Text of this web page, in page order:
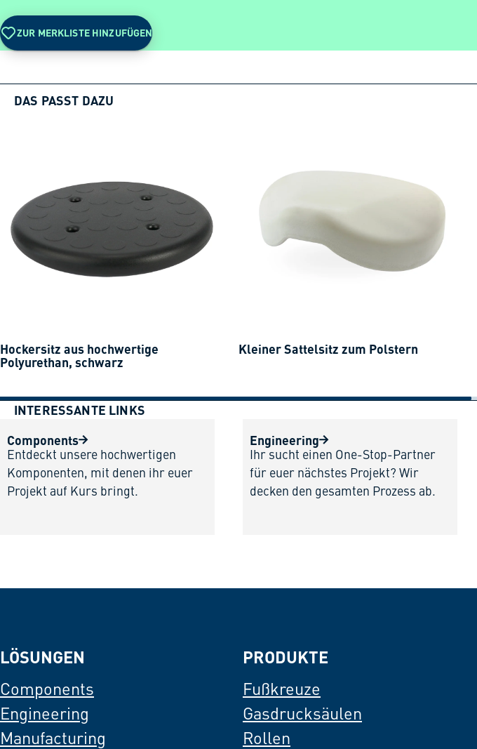
ZUR MERKLISTE HINZUFÜGEN
DAS PASST DAZU
Hockersitz aus hochwertige
Polyurethan, schwarz
Kleiner Sattelsitz zum Polstern
INTERESSANTE LINKS
Components
Entdeckt unsere hochwertigen
Komponenten, mit denen ihr euer
Projekt auf Kurs bringt.
Engineering
Ihr sucht einen One-Stop-Partner
für euer nächstes Projekt? Wir
decken den gesamten Prozess ab.
LÖSUNGEN
Components
Engineering
Manufacturing
PRODUKTE
Fußkreuze
Gasdrucksäulen
Rollen